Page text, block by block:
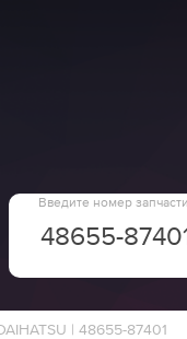
Введите номер запчасти
| 48655-87401